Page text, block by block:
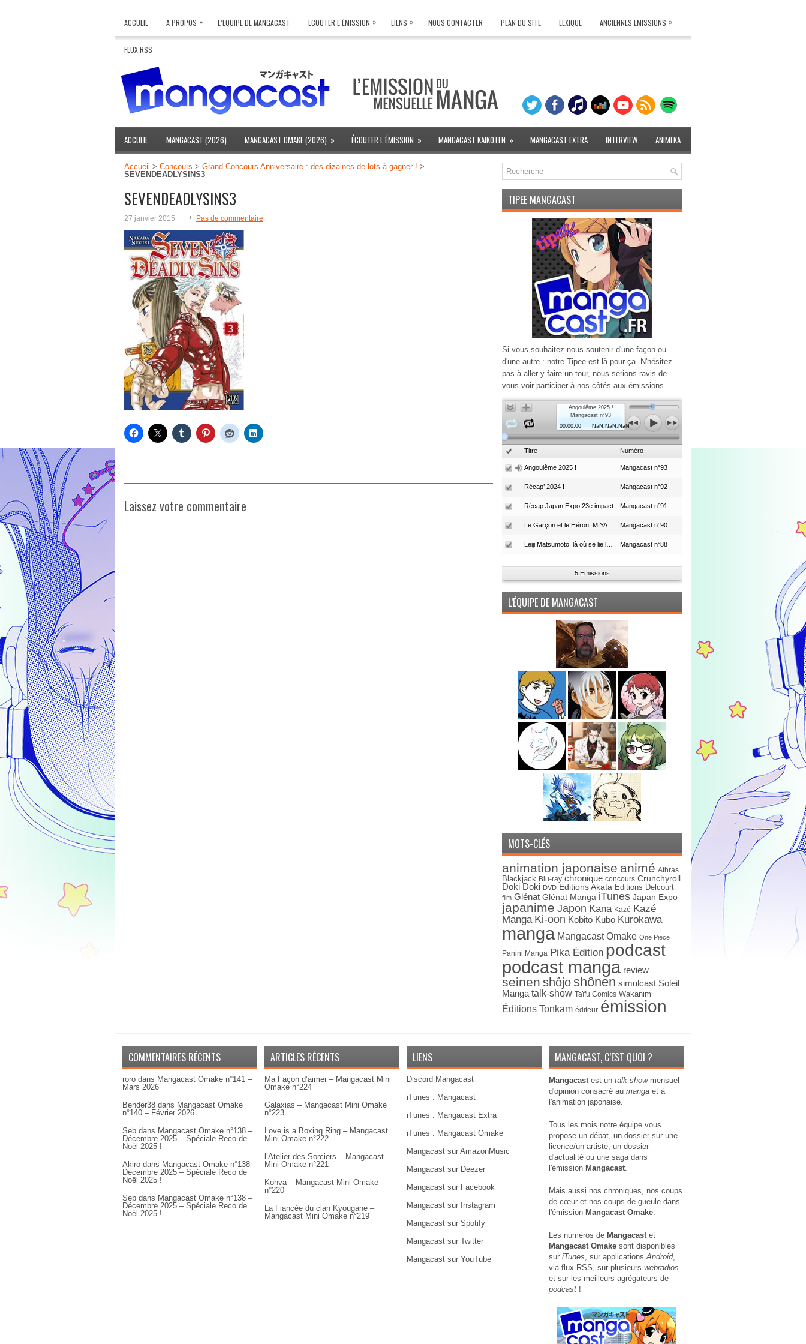
ACCUEIL A PROPOS » L’EQUIPE DE MANGACAST ECOUTER L’ÉMISSION » LIENS » NOUS CONTACTER PLAN DU SITE LEXIQUE ANCIENNES EMISSIONS »
FLUX RSS
ACCUEIL MANGACAST (2026) MANGACAST OMAKE (2026) » ÉCOUTER L’ÉMISSION » MANGACAST KAIKOTEN » MANGACAST EXTRA INTERVIEW ANIMEKA
Accueil > Concours > Grand Concours Anniversaire : des dizaines de lots à gagner ! >
SEVENDEADLYSINS3
SEVENDEADLYSINS3
27 janvier 2015 Pas de commentaire
Laissez votre commentaire
TIPEE MANGACAST
Si vous souhaitez nous soutenir d'une façon ou
d'une autre : notre Tipee est là pour ça. N'hésitez
pas à aller y faire un tour, nous serions ravis de
vous voir participer à nos côtés aux émissions.
Angoulême 2025 !
Mangacast n°93
00:00:00
NaN:NaN:NaN
Titre Numéro
Angoulême 2025 ! Mangacast n°93
Récap’ 2024 ! Mangacast n°92
Récap Japan Expo 23e impact Mangacast n°91
Mangacast n°90
Mangacast n°88
5 Emissions
L’ÉQUIPE DE MANGACAST
MOTS-CLÉS
animation japonaise animé Athras
Blackjack Blu-ray chronique concours Crunchyroll
Doki Doki DVD Editions Akata Editions Delcourt
film Glénat Glénat Manga iTunes Japan Expo
japanime Japon Kana Kazé Kazé
Manga Ki-oon Kobito Kubo Kurokawa
manga Mangacast Omake One Piece
Panini Manga Pika Édition podcast
podcast manga review
seinen shôjoshônen simulcast Soleil
Manga talk-show Taïfu Comics Wakanim
Éditions Tonkam éditeur émission
COMMENTAIRES RÉCENTS
roro dans Mangacast Omake n°141 –
Mars 2026
Bender38 dans Mangacast Omake
n°140 – Février 2026
Seb dans Mangacast Omake n°138 –
Décembre 2025 – Spéciale Reco de
Noël 2025 !
Akiro dans Mangacast Omake n°138 –
Décembre 2025 – Spéciale Reco de
Noël 2025 !
Seb dans Mangacast Omake n°138 –
Décembre 2025 – Spéciale Reco de
Noël 2025 !
ARTICLES RÉCENTS
Ma Façon d’aimer – Mangacast Mini
Omake n°224
Galaxias – Mangacast Mini Omake
n°223
Love is a Boxing Ring – Mangacast
Mini Omake n°222
l’Atelier des Sorciers – Mangacast
Mini Omake n°221
Kohva – Mangacast Mini Omake
n°220
La Fiancée du clan Kyougane –
Mangacast Mini Omake n°219
LIENS
Discord Mangacast
iTunes : Mangacast
iTunes : Mangacast Extra
iTunes : Mangacast Omake
Mangacast sur AmazonMusic
Mangacast sur Deezer
Mangacast sur Facebook
Mangacast sur Instagram
Mangacast sur Spotify
Mangacast sur Twitter
Mangacast sur YouTube
MANGACAST, C’EST QUOI ?
Mangacastest un talk-showmensuel
d'opinion consacré au manga et à
l'animation japonaise.
Tous les mois notre équipe vous
propose un débat, un dossier sur une
licence/un artiste, un dossier
d'actualité ou une saga dans
l'émission Mangacast.
Mais aussi nos chroniques, nos coups
de cœur et nos coups de gueule dans
l'émission Mangacast Omake.
Les numéros de Mangacastet
Mangacast Omake sont disponibles
sur iTunes, sur applicationsAndroid,
via flux RSS, sur plusieurs webradios
et sur les meilleurs agrégateurs de
podcast !